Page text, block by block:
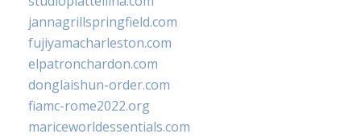
jannagrillspringfield.com
fujiyamacharleston.com
elpatronchardon.com
donglaishun-order.com
fiamc-rome2022.org
mariceworldessentials.com